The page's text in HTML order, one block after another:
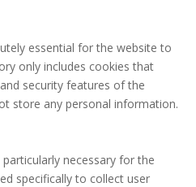
essential for the website to
only includes cookies that
security features of the
store any personal information.
necessary for the
specifically to collect user